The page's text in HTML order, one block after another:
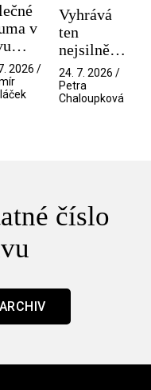
v
2026 /
Vyhrává
ten
nejsilnější
/ V nitru
manosféry
24. 7. 2026 /
Petra
Chaloupková
číslo